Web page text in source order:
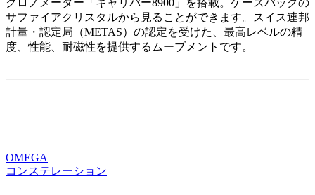
サファイアクリスタルから見ることができます。スイス連邦
計量・認定局（METAS）の認定を受けた、最高レベルの精
度、性能、耐磁性を提供するムーブメントです。
OMEGA
コンステレーション